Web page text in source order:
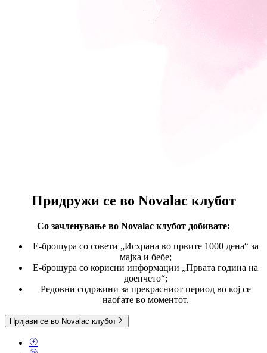
Придружи се во Novalac клубот
Со зачленување во Novalac клубот добивате:
E-брошура со совети „Исхрана во првите 1000 дена“ за
мајка и бебе;
Е-брошура со корисни информации „Првата година на
доенчето“;
Редовни содржини за прекрасниот период во кој се
наоѓате во моментот.
Пријави се во Novalac клубот